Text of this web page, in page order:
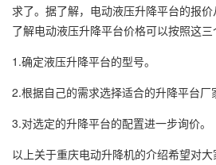
求了。据了解，电动液压升降平台的报价
了解电动液压升降平台价格可以按照这三
1.确定液压升降平台的型号。
2.根据自己的需求选择适合的升降平台厂
3.对选定的升降平台的配置进一步询价。
以上关于重庆电动升降机的介绍希望对